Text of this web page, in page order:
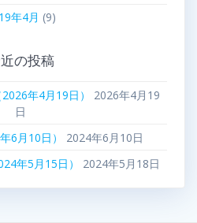
年4月 (9)
の投稿
年4月19日）
2026年4月19
日
6月10日）
2024年6月10日
年5月15日）
2024年5月18日